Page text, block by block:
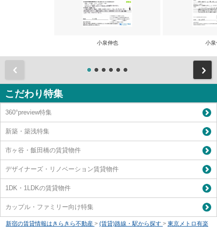
小泉伸也 小泉
こだわり特集
360°preview特集
新築・築浅特集
市ヶ谷・飯田橋の賃貸物件
デザイナーズ・リノベーション賃貸物件
1DK・1LDKの賃貸物件
カップル・ファミリー向け特集
新宿の賃貸情報はきらきら不動産 > (賃貸)路線・駅から探す > 東京メトロ有楽